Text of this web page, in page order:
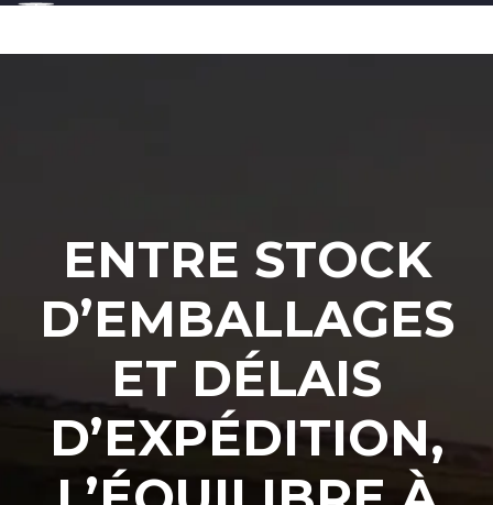
ENTRE STOCK
D’EMBALLAGES
ET DÉLAIS
D’EXPÉDITION,